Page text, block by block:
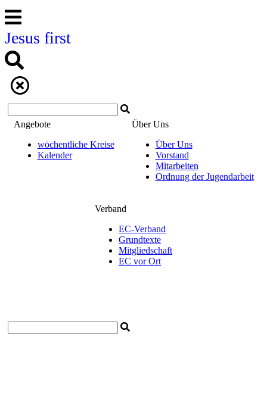
Jesus first
Angebote
wöchentliche Kreise
Kalender
Über Uns
Über Uns
Vorstand
Mitarbeiten
Ordnung der Jugendarbeit
Verband
EC-Verband
Grundtexte
Mitgliedschaft
EC vor Ort